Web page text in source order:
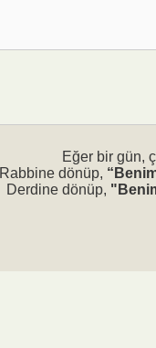
Eğer bir gün,
Rabbine dönüp,
Derdine dönüp,